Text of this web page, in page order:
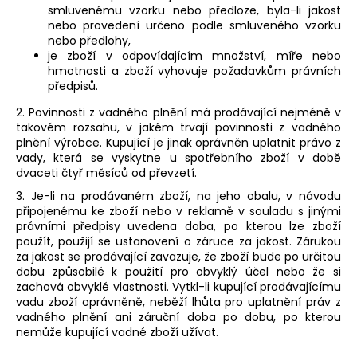
smluvenému vzorku nebo předloze, byla-li jakost
nebo provedení určeno podle smluveného vzorku
nebo předlohy,
je zboží v odpovídajícím množství, míře nebo
hmotnosti a zboží vyhovuje požadavkům právních
předpisů.
2. Povinnosti z vadného plnění má prodávající nejméně v
takovém rozsahu, v jakém trvají povinnosti z vadného
plnění výrobce. Kupující je jinak oprávněn uplatnit právo z
vady, která se vyskytne u spotřebního zboží v době
dvaceti čtyř měsíců od převzetí.
3. Je-li na prodávaném zboží, na jeho obalu, v návodu
připojenému ke zboží nebo v reklamě v souladu s jinými
právními předpisy uvedena doba, po kterou lze zboží
použít, použijí se ustanovení o záruce za jakost. Zárukou
za jakost se prodávající zavazuje, že zboží bude po určitou
dobu způsobilé k použití pro obvyklý účel nebo že si
zachová obvyklé vlastnosti. Vytkl-li kupující prodávajícímu
vadu zboží oprávněně, neběží lhůta pro uplatnění práv z
vadného plnění ani záruční doba po dobu, po kterou
nemůže kupující vadné zboží užívat.